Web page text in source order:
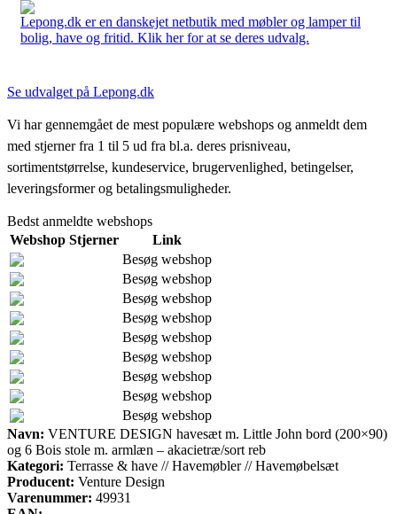
Lepong.dk er en danskejet netbutik med møbler og lamper til
bolig, have og fritid. Klik her for at se deres udvalg.
Se udvalget på Lepong.dk
Vi har gennemgået de mest populære webshops og anmeldt dem
med stjerner fra 1 til 5 ud fra bl.a. deres prisniveau,
sortimentstørrelse, kundeservice, brugervenlighed, betingelser,
leveringsformer og betalingsmuligheder.
Bedst anmeldte webshops
Webshop Stjerner
Link
Besøg webshop
Besøg webshop
Besøg webshop
Besøg webshop
Besøg webshop
Besøg webshop
Besøg webshop
Besøg webshop
Besøg webshop
Navn: VENTURE DESIGN havesæt m. Little John bord (200×90)
og 6 Bois stole m. armlæn – akacietræ/sort reb
Kategori: Terrasse & have // Havemøbler // Havemøbelsæt
Producent: Venture Design
Varenummer: 49931